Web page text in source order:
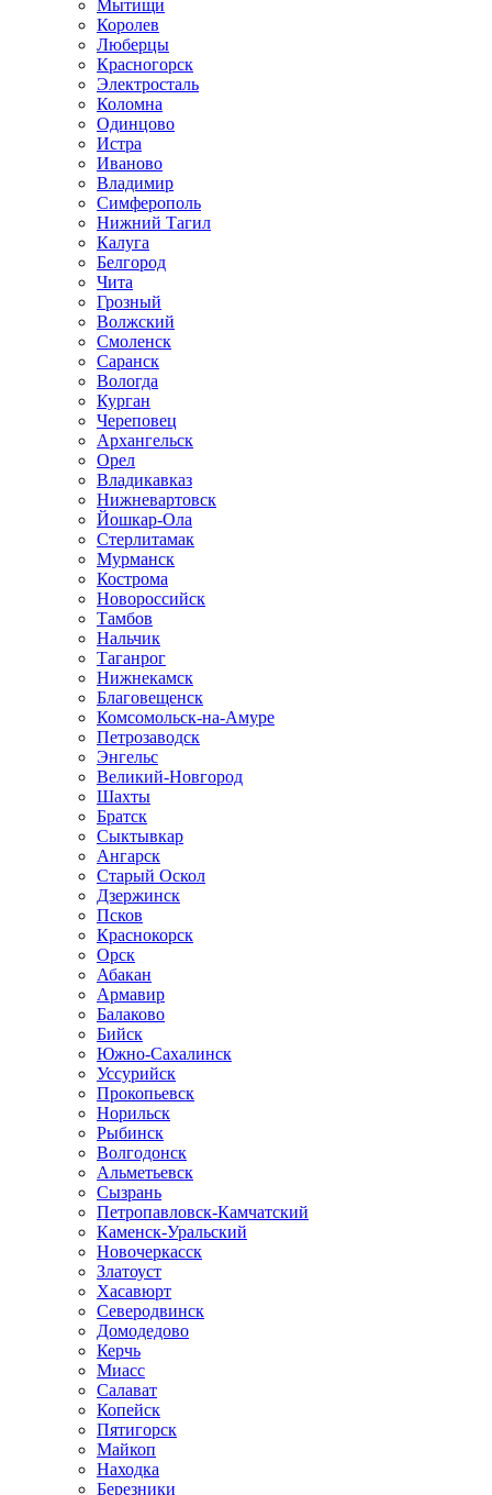
Мытищи
Королев
Люберцы
Красногорск
Электросталь
Коломна
Одинцово
Истра
Иваново
Владимир
Симферополь
Нижний Тагил
Калуга
Белгород
Чита
Грозный
Волжский
Смоленск
Саранск
Вологда
Курган
Череповец
Архангельск
Орел
Владикавказ
Нижневартовск
Йошкар-Ола
Стерлитамак
Мурманск
Кострома
Новороссийск
Тамбов
Нальчик
Таганрог
Нижнекамск
Благовещенск
Комсомольск-на-Амуре
Петрозаводск
Энгельс
Великий-Новгород
Шахты
Братск
Сыктывкар
Ангарск
Старый Оскол
Дзержинск
Псков
Краснокорск
Орск
Абакан
Армавир
Балаково
Бийск
Южно-Сахалинск
Уссурийск
Прокопьевск
Норильск
Рыбинск
Волгодонск
Альметьевск
Сызрань
Петропавловск-Камчатский
Каменск-Уральский
Новочеркасск
Златоуст
Хасавюрт
Северодвинск
Домодедово
Керчь
Миасс
Салават
Копейск
Пятигорск
Майкоп
Находка
Березники